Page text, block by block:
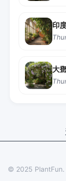
印
大
© 2025 PlantFun.